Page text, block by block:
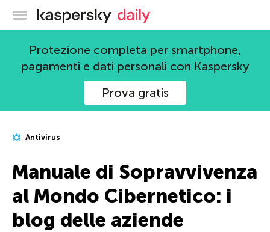
Blog ufficiale di Kaspersky
Protezione completa per smartphone,
pagamenti e dati personali con Kaspersky
Prova gratis
Antivirus
Manuale di Sopravvivenza
al Mondo Cibernetico: i
blog delle aziende